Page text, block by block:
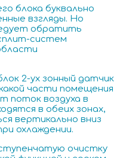
блока буквально
взгляды. Но
обратить
систем
2-ух зонный датчик
части помещения
поток воздуха в
в обеих зонах,
вертикально вниз
охлаждении.
очистку